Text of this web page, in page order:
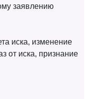
заявлению
иска, изменение
от иска, признание